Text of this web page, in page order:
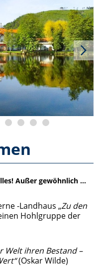
Außer gewöhnlich ...
-Landhaus „Zu den
Hohlgruppe der
Welt ihren Bestand –
(Oskar Wilde)